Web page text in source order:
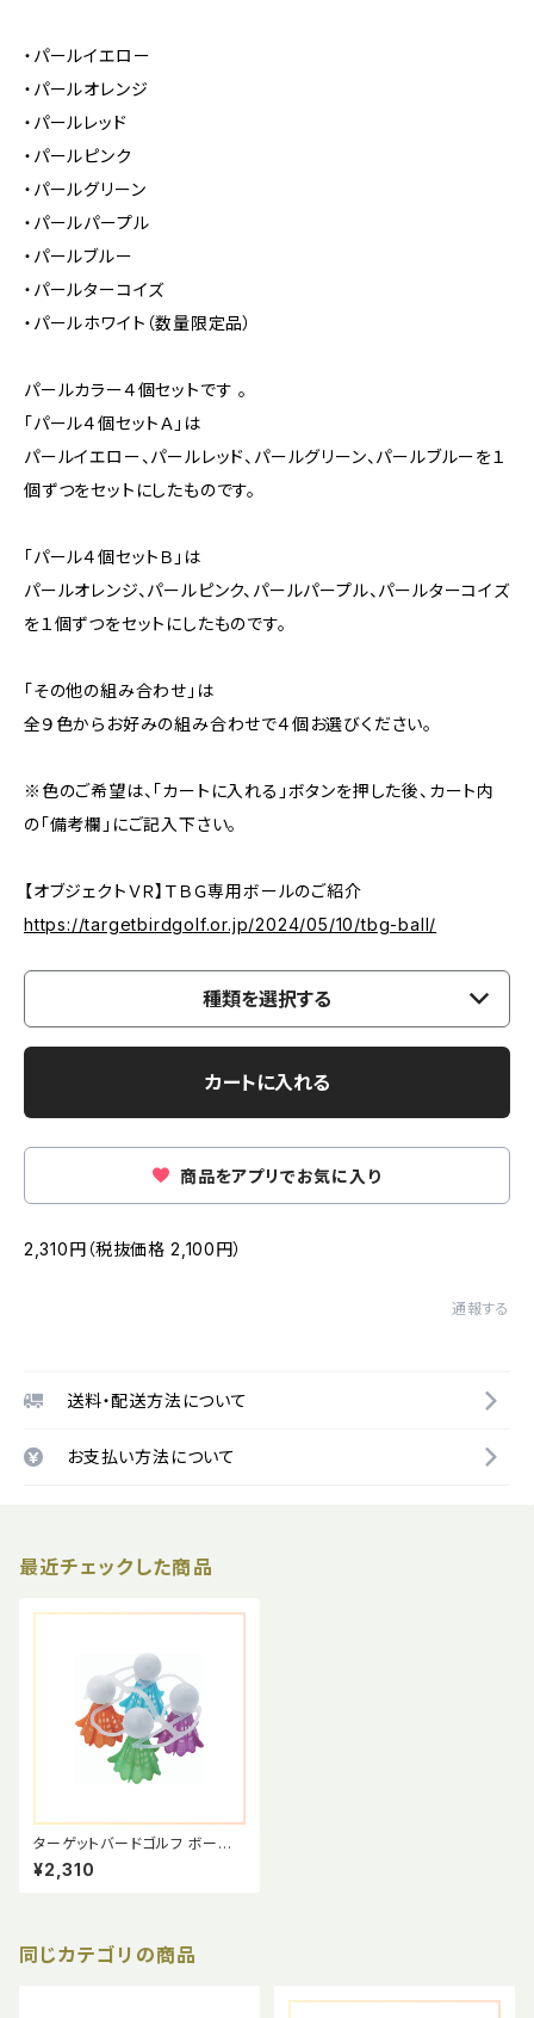
・パールイエロー
・パールオレンジ
・パールレッド
・パールピンク
・パールグリーン
・パールパープル
・パールブルー
・パールターコイズ
・パールホワイト（数量限定品）
パールカラー４個セットです 。
「パール４個セットＡ」は
パールイエロー、パールレッド、パールグリーン、パールブルーを１
個ずつをセットにしたものです。
「パール４個セットＢ」は
パールオレンジ、パールピンク、パールパープル、パールターコイズ
を１個ずつをセットにしたものです。
「その他の組み合わせ」は
全９色からお好みの組み合わせで４個お選びください。
※色のご希望は、「カートに入れる」ボタンを押した後、カート内
の「備考欄」にご記入下さい。
【オブジェクトＶＲ】ＴＢＧ専用ボールのご紹介
https://targetbirdgolf.or.jp/2024/05/10/tbg-ball/
種類を選択する
カートに入れる
商品をアプリでお気に入り
2,310円（税抜価格 2,100円）
通報する
送料・配送方法について
お支払い方法について
最近チェックした商品
ターゲットバードゴルフ ボール
【公式球】パールカラー 4個セッ
ト (ホルダー付) 競技用ボール
¥2,310
同じカテゴリの商品